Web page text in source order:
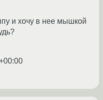
и хочу в нее мышкой